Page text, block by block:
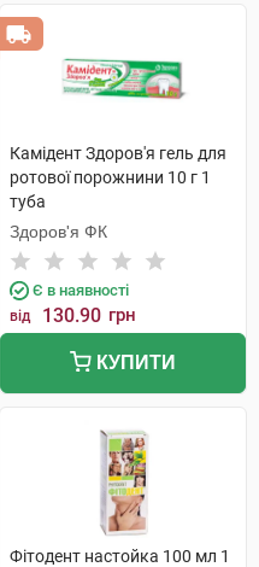
Камідент Здоров'я гель для
ротової порожнини 10 г 1
туба
Здоров'я ФК
Є в наявності
від 130.90 грн
КУПИТИ
Фітодент настойка 100 мл 1